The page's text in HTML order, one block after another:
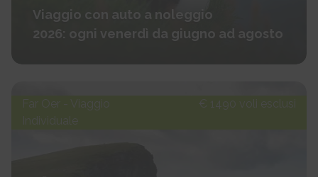
Viaggio con auto a noleggio
2026: ogni venerdì da giugno ad agosto
Far Oer - Viaggio
Individuale
€ 1490 voli esclusi